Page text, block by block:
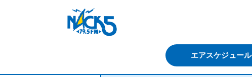
エアスケジュール